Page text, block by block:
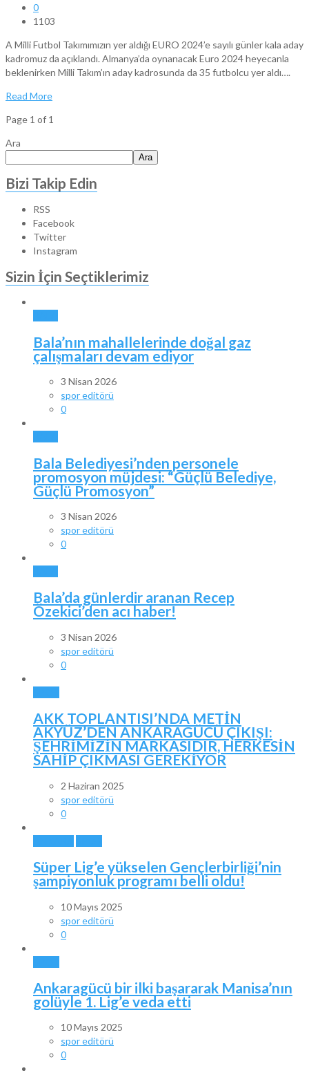
0
1103
A Milli Futbol Takımımızın yer aldığı EURO 2024’e sayılı günler kala aday
kadromuz da açıklandı. Almanya’da oynanacak Euro 2024 heyecanla
beklenirken Milli Takım’ın aday kadrosunda da 35 futbolcu yer aldı….
Read More
Page 1 of 1
Ara
Ara
Bizi Takip Edin
RSS
Facebook
Twitter
Instagram
Sizin İçin Seçtiklerimiz
Bala’nın mahallelerinde doğal gaz
çalışmaları devam ediyor
3 Nisan 2026
spor editörü
0
Bala Belediyesi’nden personele
promosyon müjdesi: “Güçlü Belediye,
Güçlü Promosyon”
3 Nisan 2026
spor editörü
0
Bala’da günlerdir aranan Recep
Özekici’den acı haber!
3 Nisan 2026
spor editörü
0
AKK TOPLANTISI’NDA METİN
AKYÜZ’DEN ANKARAGÜCÜ ÇIKIŞI:
ŞEHRİMİZİN MARKASIDIR, HERKESİN
SAHİP ÇIKMASI GEREKİYOR
2 Haziran 2025
spor editörü
0
Süper Lig’e yükselen Gençlerbirliği’nin
şampiyonluk programı belli oldu!
10 Mayıs 2025
spor editörü
0
Ankaragücü bir ilki başararak Manisa’nın
golüyle 1. Lig’e veda etti
10 Mayıs 2025
spor editörü
0